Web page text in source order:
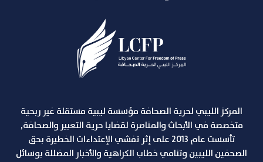
المركز الليبي لحرية الصحافة مؤسسة ليبية مستقلة غير ربحية
متخصصة في الأبحاث والمناصرة لقضايا حرية التعبير والصحافة,
تأسست عام 2013 على إثر تفشي الإعتداءات الخطيرة بحق
الصحفين الليبين وتنامي خطاب الكراهية والأخبار المضللة بوسائل